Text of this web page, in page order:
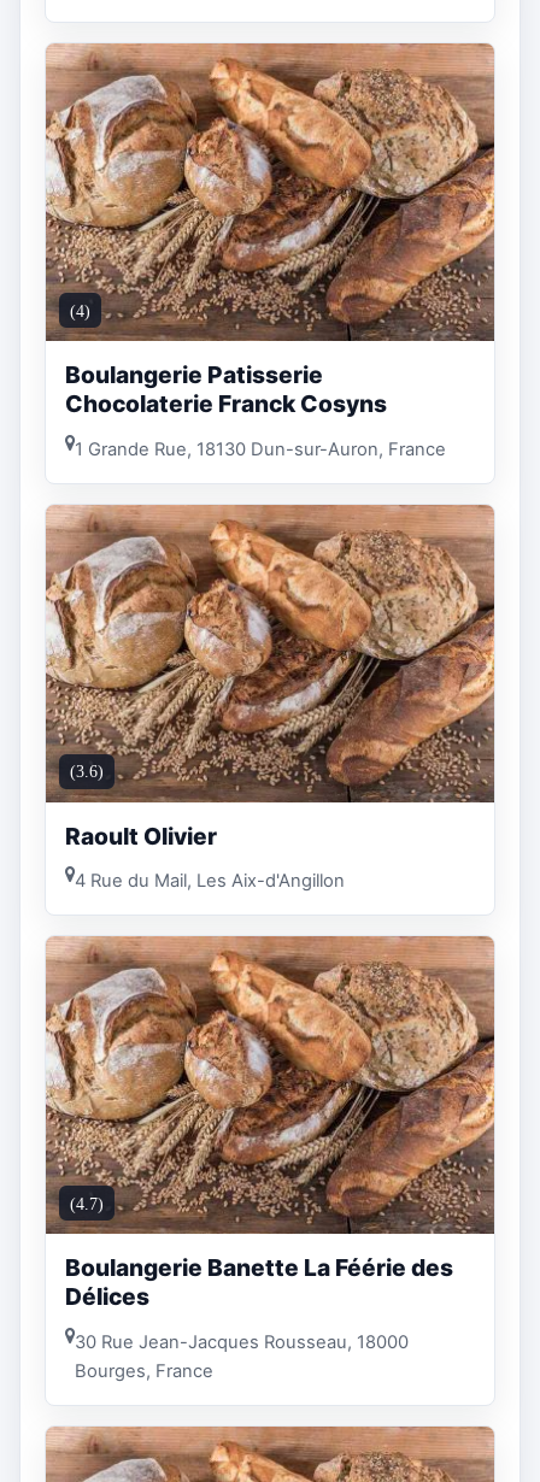
(4)
Boulangerie Patisserie
Chocolaterie Franck Cosyns
1 Grande Rue, 18130 Dun-sur-Auron, France
(3.6)
Raoult Olivier
4 Rue du Mail, Les Aix-d'Angillon
(4.7)
Boulangerie Banette La Féérie des
Délices
30 Rue Jean-Jacques Rousseau, 18000
Bourges, France